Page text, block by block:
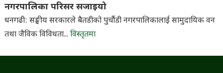
नगरपालिका परिसर सजाइयो
धनगढी: सङ्घीय सरकारले बैतडीको पुर्चौडी नगरपालिकालाई सामुदायिक वन
तथा जैविक विविधता... विस्तृतमा